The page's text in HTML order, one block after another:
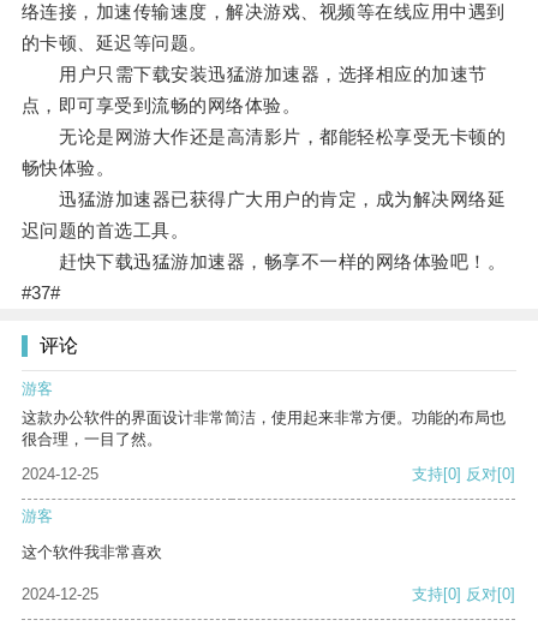
络连接，加速传输速度，解决游戏、视频等在线应用中遇到
的卡顿、延迟等问题。
用户只需下载安装迅猛游加速器，选择相应的加速节
点，即可享受到流畅的网络体验。
无论是网游大作还是高清影片，都能轻松享受无卡顿的
畅快体验。
迅猛游加速器已获得广大用户的肯定，成为解决网络延
迟问题的首选工具。
赶快下载迅猛游加速器，畅享不一样的网络体验吧！。
#37#
评论
游客
这款办公软件的界面设计非常简洁，使用起来非常方便。功能的布局也
很合理，一目了然。
2024-12-25
支持[0] 反对[0]
游客
这个软件我非常喜欢
2024-12-25 支持[0] 反对[0]